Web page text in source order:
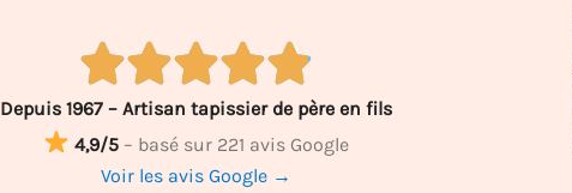
Depuis 1967 – Artisan tapissier de père en fils
4,9/5 – basé sur 221 avis Google
Voir les avis Google →